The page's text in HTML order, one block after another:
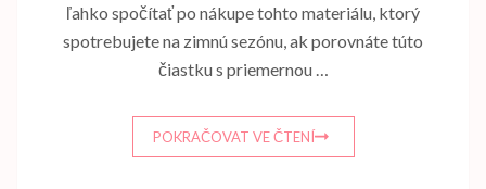
ľahko spočítať po nákupe tohto materiálu, ktorý
spotrebujete na zimnú sezónu, ak porovnáte túto
čiastku s priemernou …
POKRAČOVAT VE ČTENÍ